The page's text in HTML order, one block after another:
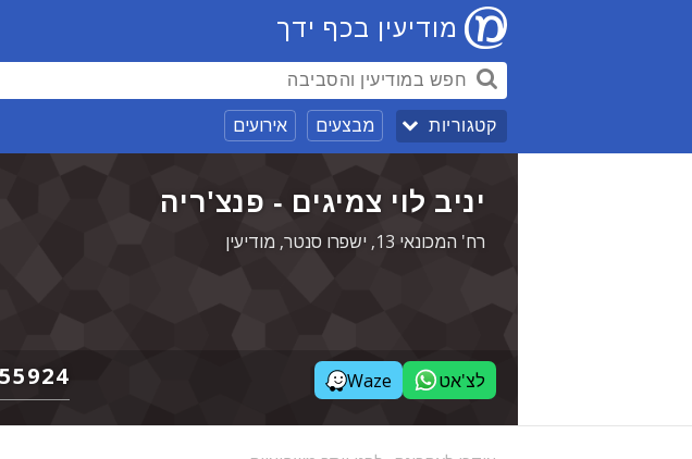
מודיעין בכף ידך
קטגוריות מבצעים אירועים
יניב לוי צמיגים - פנצ'ריה
רח' המכונאי 13, ישפרו סנטר, מודיעין
לצ'אט Waze